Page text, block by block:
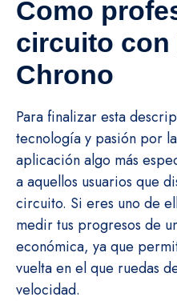
Como
circuito con
Chrono
Para finalizar esta
tecnología y pasión por
aplicación algo más
a aquellos usuarios que
circuito. Si eres uno de
medir tus progresos de
económica, ya que
vuelta en el que ruedas
velocidad.